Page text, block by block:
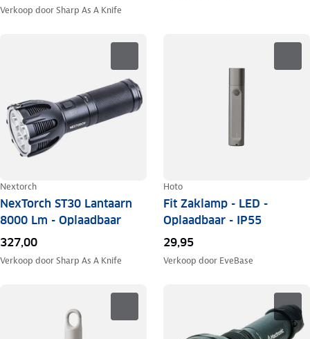
Verkoop doorSharp As A Knife
Nextorch
NexTorch ST30 Lantaarn
8000 Lm - Oplaadbaar
327,00
Verkoop doorSharp As A Knife
Hoto
Fit Zaklamp - LED -
Oplaadbaar - IP55
29,95
Verkoop door EveBase